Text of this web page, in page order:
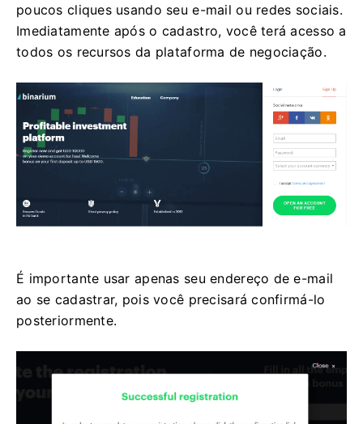
poucos cliques usando seu e-mail ou redes sociais.
Imediatamente após o cadastro, você terá acesso a
todos os recursos da plataforma de negociação.
É importante usar apenas seu endereço de e-mail
ao se cadastrar, pois você precisará confirmá-lo
posteriormente.